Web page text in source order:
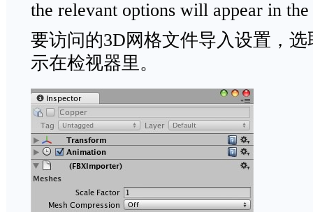
the relevant options will appear in the
要访问的3D网格文件导入设置，
示在检视器里。